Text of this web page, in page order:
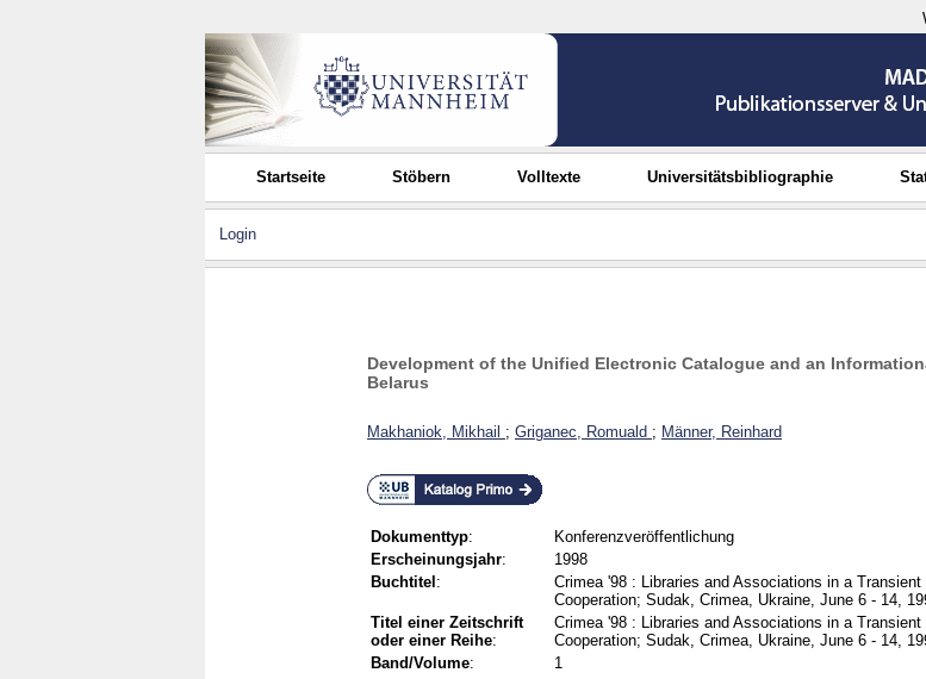
Startseite Stöbern Volltexte Universitätsbibliographie
Login
Development of the Unified Electronic Catalogue and an
Belarus
Makhaniok, Mikhail ; Griganec, Romuald ; Männer, Reinhard
Dokumenttyp:
Konferenzveröffentlichung
Erscheinungsjahr:
1998
Buchtitel :
Crimea '98 : Libraries and Associations in a
Cooperation; Sudak, Crimea, Ukraine, June 6 - 14,
Titel einer Zeitschrift
oder einer Reihe:
Crimea '98 : Libraries and Associations in a
Cooperation; Sudak, Crimea, Ukraine, June 6 - 14,
Band/Volume:
1